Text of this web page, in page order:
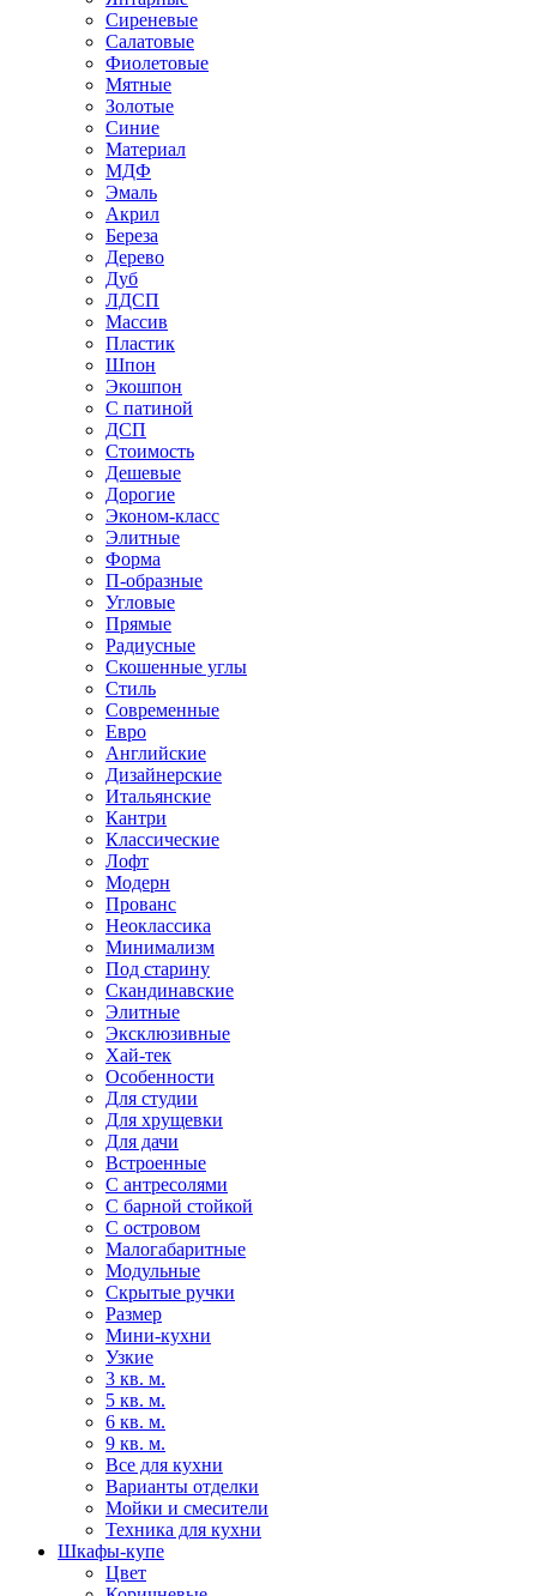
Сиреневые
Салатовые
Фиолетовые
Мятные
Золотые
Синие
Материал
МДФ
Эмаль
Акрил
Береза
Дерево
Дуб
ЛДСП
Массив
Пластик
Шпон
Экошпон
С патиной
ДСП
Стоимость
Дешевые
Дорогие
Эконом-класс
Элитные
Форма
П-образные
Угловые
Прямые
Радиусные
Скошенные углы
Стиль
Современные
Евро
Английские
Дизайнерские
Итальянские
Кантри
Классические
Лофт
Модерн
Прованс
Неоклассика
Минимализм
Под старину
Скандинавские
Элитные
Эксклюзивные
Хай-тек
Особенности
Для студии
Для хрущевки
Для дачи
Встроенные
С антресолями
С барной стойкой
С островом
Малогабаритные
Модульные
Скрытые ручки
Размер
Мини-кухни
Узкие
3 кв. м.
5 кв. м.
6 кв. м.
9 кв. м.
Все для кухни
Варианты отделки
Мойки и смесители
Техника для кухни
Шкафы-купе
Цвет